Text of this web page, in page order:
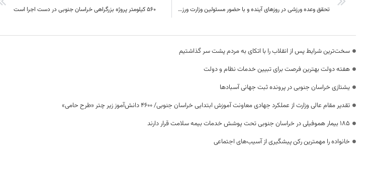
تحقق وعده‌ ورزشی در روزهای آینده و با حضور مسئولين وزارت ورزش و جوانان و بنیاد برکت ۵۶۰ کیلومتر پروژه بزرگراهی خراسان جنوبی در دست اجرا است
سخت‌ترین شرایط پس از انقلاب را با اتکای به مردم پشت سر گذاشتیم
هفته دولت بهترین فرصت برای تبیین خدمات نظام و دولت
یشتازی خراسان جنوبی در پرونده ثبت جهانی آسبادها
تقدیر مقام عالی وزارت از عملکرد جهادی معاونت آموزش ابتدایی خراسان جنوبی/ ۴۶۰۰ دانش‌آموز زیر چتر «طرح حامی»
۱۸۵ بیمار هموفیلی در خراسان جنوبی تحت پوشش خدمات بیمه سلامت قرار دارند
خانواده را مهمترین رکن پیشگیری از آسیب‌های اجتماعی